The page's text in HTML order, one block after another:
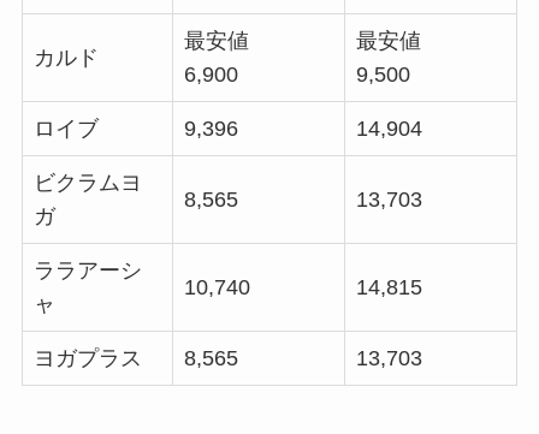
カルド
最安値
6,900
最安値
9,500
ロイブ 9,396 14,904
ビクラムヨ
ガ
8,565 13,703
ララアーシ
ャ
10,740 14,815
ヨガプラス 8,565 13,703